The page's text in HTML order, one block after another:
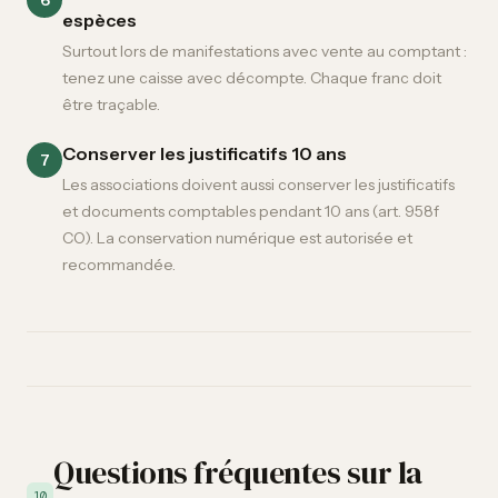
espèces
Surtout lors de manifestations avec vente au comptant :
tenez une caisse avec décompte. Chaque franc doit
être traçable.
7 Conserver les justificatifs 10 ans
Les associations doivent aussi conserver les justificatifs
et documents comptables pendant 10 ans (art. 958f
CO). La conservation numérique est autorisée et
recommandée.
Questions fréquentes sur la